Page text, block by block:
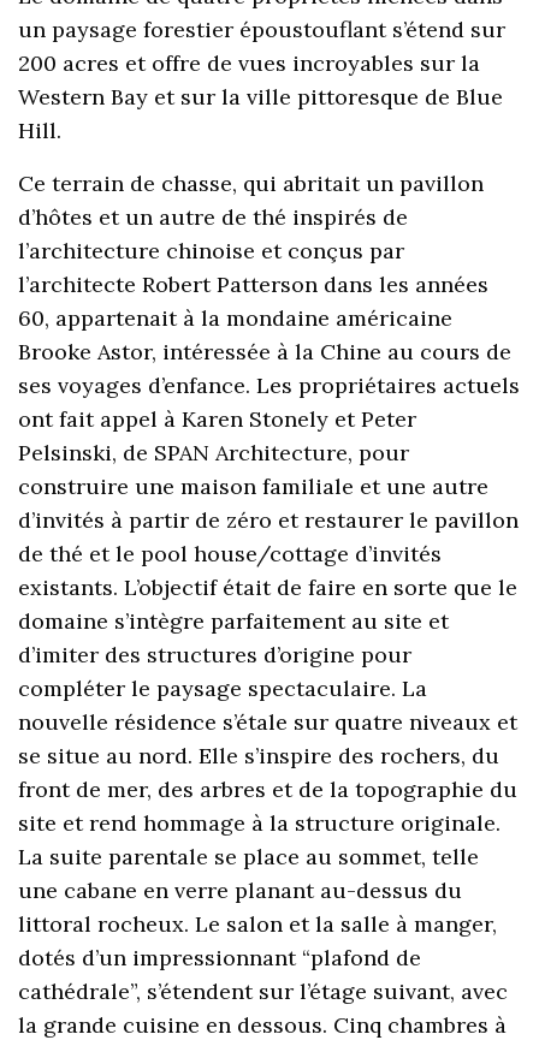
un paysage forestier époustouflant s’étend sur
200 acres et offre de vues incroyables sur la
Western Bay et sur la ville pittoresque de Blue
Hill.
Ce terrain de chasse, qui abritait un pavillon
d’hôtes et un autre de thé inspirés de
l’architecture chinoise et conçus par
l’architecte Robert Patterson dans les années
60, appartenait à la mondaine américaine
Brooke Astor, intéressée à la Chine au cours de
ses voyages d’enfance. Les propriétaires actuels
ont fait appel à Karen Stonely et Peter
Pelsinski, de SPAN Architecture, pour
construire une maison familiale et une autre
d’invités à partir de zéro et restaurer le pavillon
de thé et le pool house/cottage d’invités
existants. L’objectif était de faire en sorte que le
domaine s’intègre parfaitement au site et
d’imiter des structures d’origine pour
compléter le paysage spectaculaire. La
nouvelle résidence s’étale sur quatre niveaux et
se situe au nord. Elle s’inspire des rochers, du
front de mer, des arbres et de la topographie du
site et rend hommage à la structure originale.
La suite parentale se place au sommet, telle
une cabane en verre planant au-dessus du
littoral rocheux. Le salon et la salle à manger,
dotés d’un impressionnant “plafond de
cathédrale”, s’étendent sur l’étage suivant, avec
la grande cuisine en dessous. Cinq chambres à